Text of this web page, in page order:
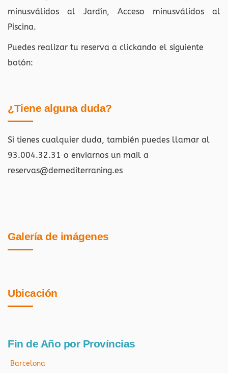
minusválidos al Jardín, Acceso minusválidos al
Piscina.
Puedes realizar tu reserva a clickando el siguiente
botón:
¿Tiene alguna duda?
Si tienes cualquier duda, también puedes llamar al
93.004.32.31 o enviarnos un mail a
reservas@demediterraning.es
Galería de imágenes
Ubicación
Fin de Año por Províncias
Barcelona